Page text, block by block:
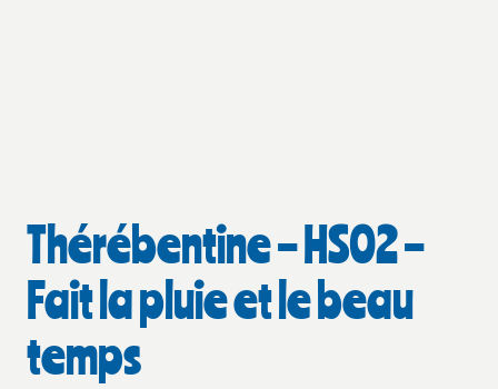
Thérébentine – HS02 –
Fait la pluie et le beau
temps